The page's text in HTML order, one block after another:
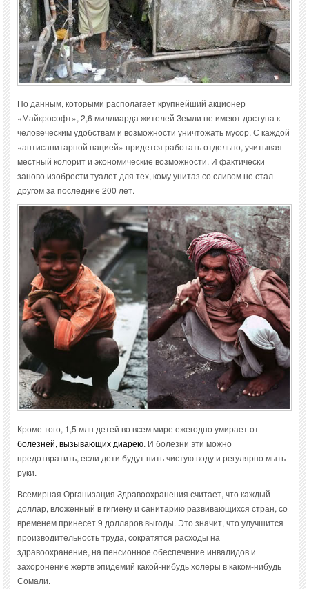
По данным, которыми располагает крупнейший акционер
«Майкрософт», 2,6 миллиарда жителей Земли не имеют доступа к
человеческим удобствам и возможности уничтожать мусор. С каждой
«антисанитарной нацией» придется работать отдельно, учитывая
местный колорит и экономические возможности. И фактически
заново изобрести туалет для тех, кому унитаз со сливом не стал
другом за последние 200 лет.
Кроме того, 1,5 млн детей во всем мире ежегодно умирает от
болезней, вызывающих диарею. И болезни эти можно
предотвратить, если дети будут пить чистую воду и регулярно мыть
руки.
Всемирная Организация Здравоохранения считает, что каждый
доллар, вложенный в гигиену и санитарию развивающихся стран, со
временем принесет 9 долларов выгоды. Это значит, что улучшится
производительность труда, сократятся расходы на
здравоохранение, на пенсионное обеспечение инвалидов и
захоронение жертв эпидемий какой-нибудь холеры в каком-нибудь
Сомали.